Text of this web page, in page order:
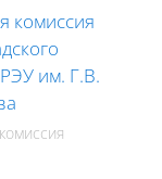
комиссия
им. Г.В.